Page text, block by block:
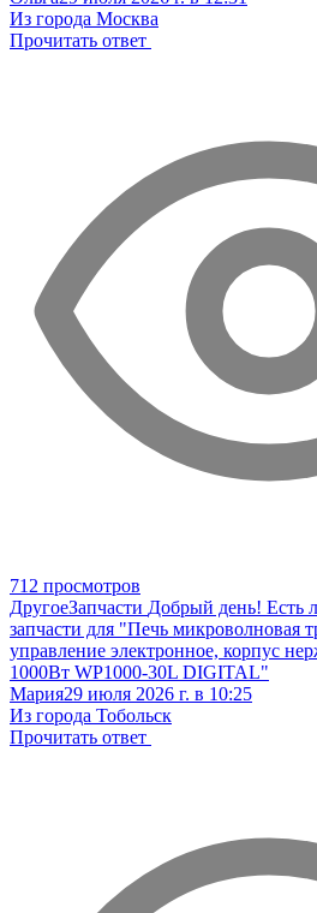
Из города Москва
Прочитать ответ
712 просмотров
ДругоеЗапчасти Добрый день! Есть
запчасти для "Печь микроволновая
управление электронное, корпус
1000Вт WP1000-30L DIGITAL"
Мария29 июля 2026 г. в 10:25
Из города Тобольск
Прочитать ответ